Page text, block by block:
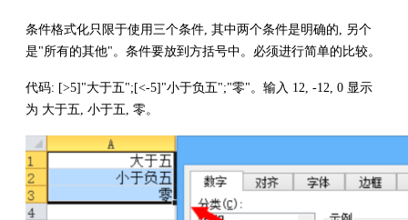
条件格式化只限于使用三个条件, 其中两个条件是明确的, 另个
是"所有的其他"。条件要放到方括号中。必须进行简单的比较。
代码: [>5]"大于五";[<-5]"小于负五";"零"。输入 12, -12, 0 显示
为 大于五, 小于五, 零。